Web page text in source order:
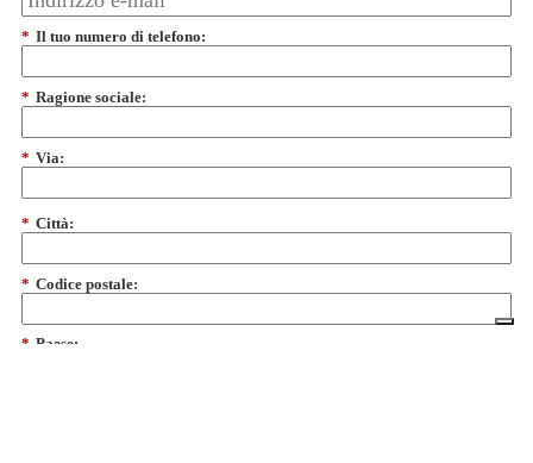
* Il tuo numero di telefono:
* Ragione sociale:
* Via:
* Città:
* Codice postale:
* Paese: